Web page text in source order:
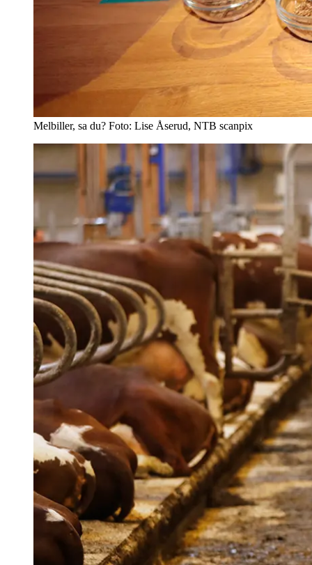
Melbiller, sa du? Foto: Lise Åserud, NTB scanpix